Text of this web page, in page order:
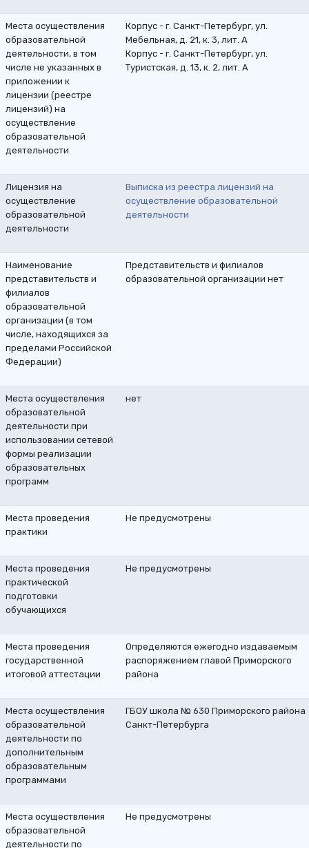
Места осуществления
образовательной
деятельности, в том
числе не указанных в
приложении к
лицензии (реестре
лицензий) на
осуществление
образовательной
деятельности
Корпус - г. Санкт-Петербург, ул.
Мебельная, д. 21, к. 3, лит. А
Корпус - г. Санкт-Петербург, ул.
Туристская, д. 13, к. 2, лит. А
Лицензия на
осуществление
образовательной
деятельности
Выписка из реестра лицензий на
осуществление образовательной
деятельности
Наименование
представительств и
филиалов
образовательной
организации (в том
числе, находящихся за
пределами Российской
Федерации)
Представительств и филиалов
образовательной организации нет
Места осуществления
образовательной
деятельности при
использовании сетевой
формы реализации
образовательных
программ
нет
Места проведения
практики
Не предусмотрены
Места проведения
практической
подготовки
обучающихся
Не предусмотрены
Места проведения
государственной
итоговой аттестации
Определяются ежегодно издаваемым
распоряжением главой Приморского
района
Места осуществления
образовательной
деятельности по
дополнительным
образовательным
программами
ГБОУ школа № 630 Приморского района
Санкт-Петербурга
Места осуществления
образовательной
деятельности по
Не предусмотрены